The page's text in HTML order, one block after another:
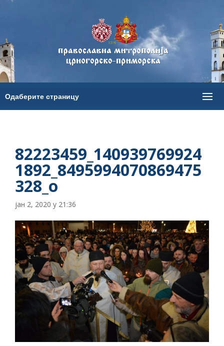
82223459_140939769924
1892_8495994070869475
328_o
јан 2, 2020 у 21:36